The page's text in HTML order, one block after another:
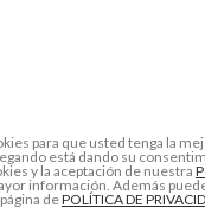
para que usted tenga la
está dando su
y la aceptación de nuestra
información. Además
dePOLÍTICA DE